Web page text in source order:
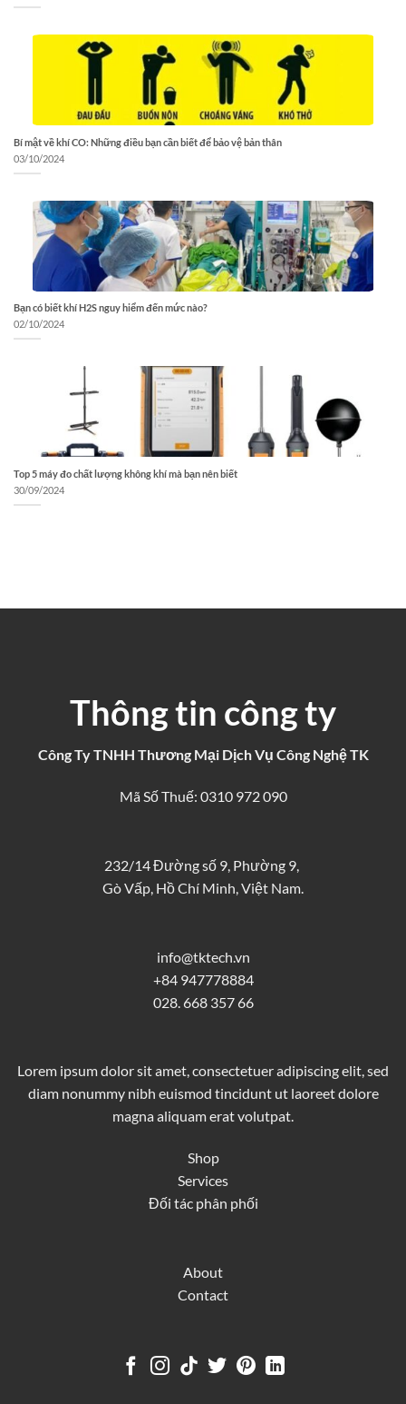
Bí mật về khí CO: Những điều bạn cần biết để bảo vệ bản thân
03/10/2024
Bạn có biết khí H2S nguy hiểm đến mức nào?
02/10/2024
Top 5 máy đo chất lượng không khí mà bạn nên biết
30/09/2024
Thông tin công ty
Công Ty TNHH Thương Mại Dịch Vụ Công Nghệ TK
Mã Số Thuế: 0310 972 090
232/14 Đường số 9, Phường 9,
Gò Vấp, Hồ Chí Minh, Việt Nam.
info@tktech.vn
+84 947778884
028. 668 357 66
Lorem ipsum dolor sit amet, consectetuer adipiscing elit, sed
diam nonummy nibh euismod tincidunt ut laoreet dolore
magna aliquam erat volutpat.
Shop
Services
Đối tác phân phối
About
Contact